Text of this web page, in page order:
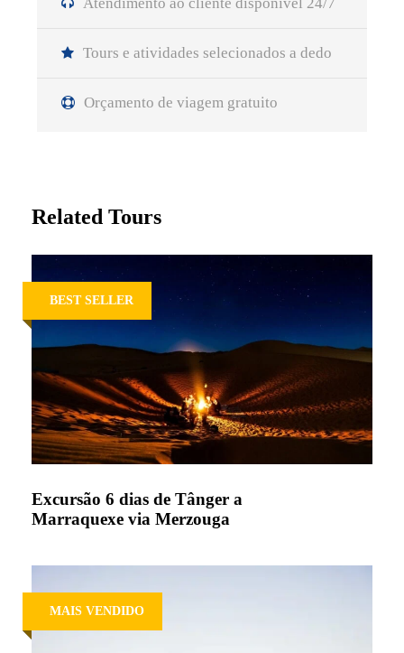
Tours e atividades selecionados a dedo
Orçamento de viagem gratuito
Related Tours
BEST SELLER
Excursão 6 dias de Tânger a
Marraquexe via Merzouga
MAIS VENDIDO